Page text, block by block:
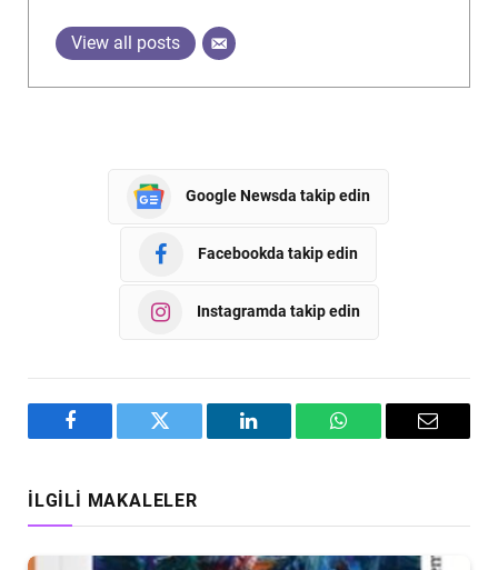
View all posts
Google Newsda takip edin
Facebookda takip edin
Instagramda takip edin
Facebook Twitter LinkedIn WhatsAppEmail
İLGILI MAKALELER